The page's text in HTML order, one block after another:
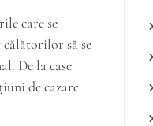
care se
să se
De la case
de cazare